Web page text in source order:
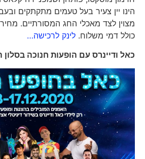
הינו יין צעיר בעל טעמים מתקתקים
כולל דמי משלוח.לינק לרכישה…
כאל ודיינרס עם הופעות חנוכה בסלון